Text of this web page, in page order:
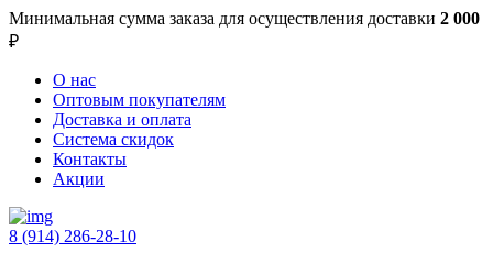
Минимальная сумма заказа для осуществления доставки 2 000
₽
О нас
Оптовым покупателям
Доставка и оплата
Система скидок
Контакты
Акции
8 (914) 286-28-10